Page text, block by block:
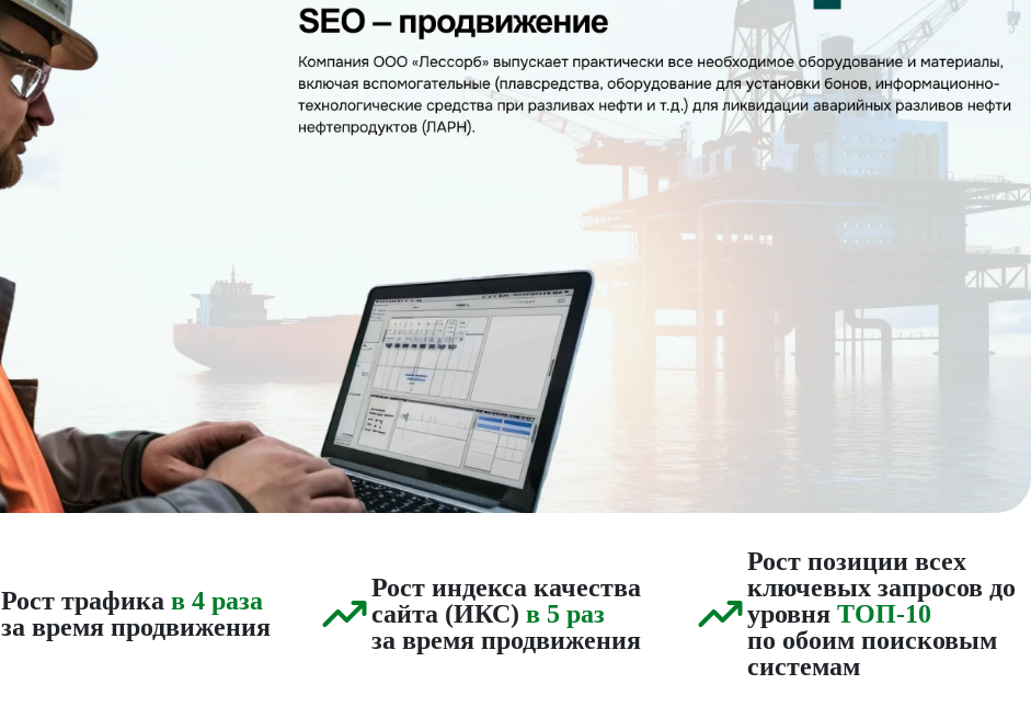
Рост трафика в 4 раза
за время продвижения
Рост индекса качества
сайта (ИКС) в 5 раз
за время продвижения
Рост позиции всех
ключевых запросов до
уровняТОП-10
по обоим поисковым
системам